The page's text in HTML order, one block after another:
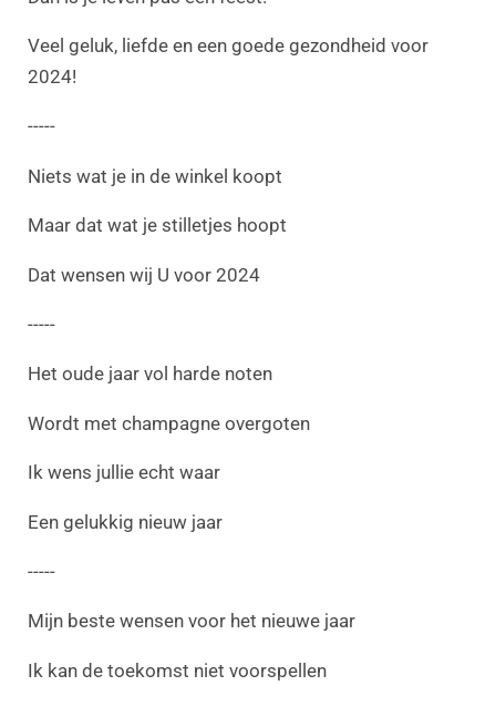
Veel geluk, liefde en een goede gezondheid voor
2024!
-----
Niets wat je in de winkel koopt
Maar dat wat je stilletjes hoopt
Dat wensen wij U voor 2024
-----
Het oude jaar vol harde noten
Wordt met champagne overgoten
Ik wens jullie echt waar
Een gelukkig nieuw jaar
-----
Mijn beste wensen voor het nieuwe jaar
Ik kan de toekomst niet voorspellen